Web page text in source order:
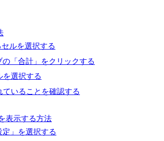
ルを選択する
「合計」をクリックする
選択する
いることを確認する
表示する方法
」を選択する